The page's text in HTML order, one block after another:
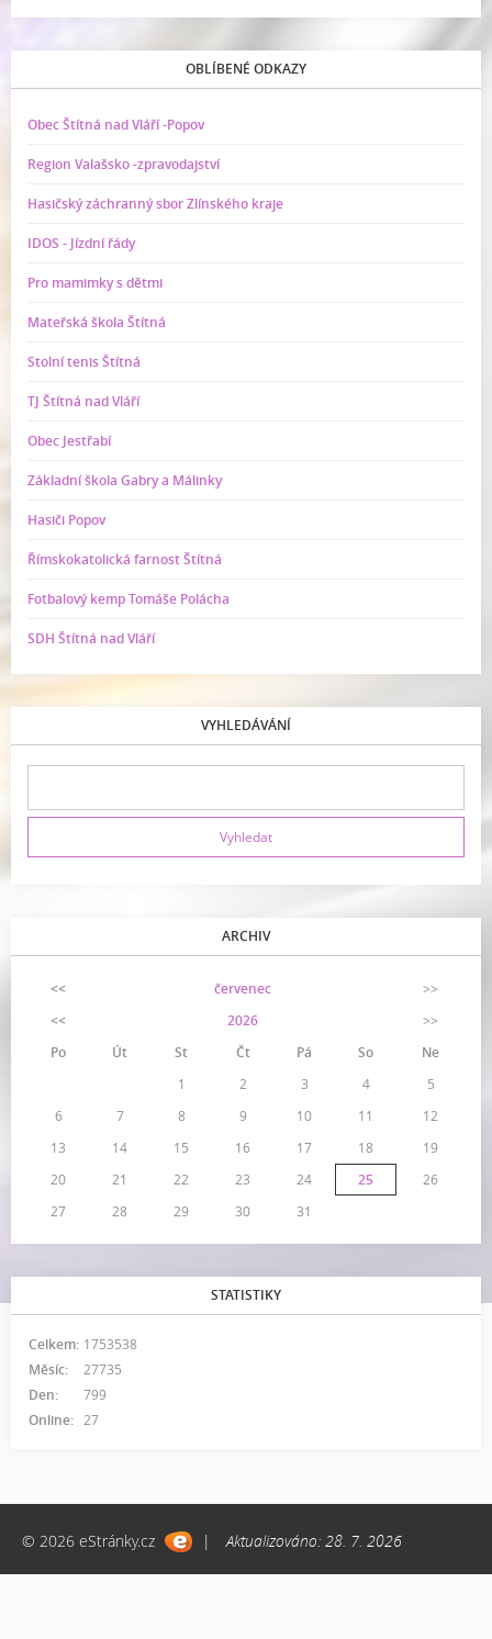
OBLÍBENÉ ODKAZY
Obec Štítná nad Vláří -Popov
Region Valašsko -zpravodajství
Hasičský záchranný sbor Zlínského kraje
IDOS - Jízdní řády
Pro mamimky s dětmi
Mateřská škola Štítná
Stolní tenis Štítná
TJ Štítná nad Vláří
Obec Jestřabí
Základní škola Gabry a Málinky
Hasiči Popov
Římskokatolická farnost Štítná
Fotbalový kemp Tomáše Polácha
SDH Štítná nad Vláří
VYHLEDÁVÁNÍ
ARCHIV
<< červenec
>>
<<
2026
>>
Po
Út St Čt Pá So
Ne
1
2 3 4
5
6
7 8 9 10 11
12
13
14 15 16 17 18
19
20
21 22 23 24 25
26
27
28 29 30 31
STATISTIKY
Online: 27
Celkem: 1753538
Měsíc:
27735
Den:
799
© 2026 eStránky.cz | Aktualizováno: 28. 7. 2026